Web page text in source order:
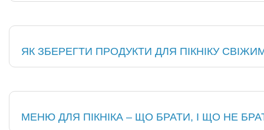
ЯК ЗБЕРЕГТИ ПРОДУКТИ ДЛЯ ПІКНІКУ
МЕНЮ ДЛЯ ПІКНІКА – ЩО БРАТИ, І ЩО НЕ